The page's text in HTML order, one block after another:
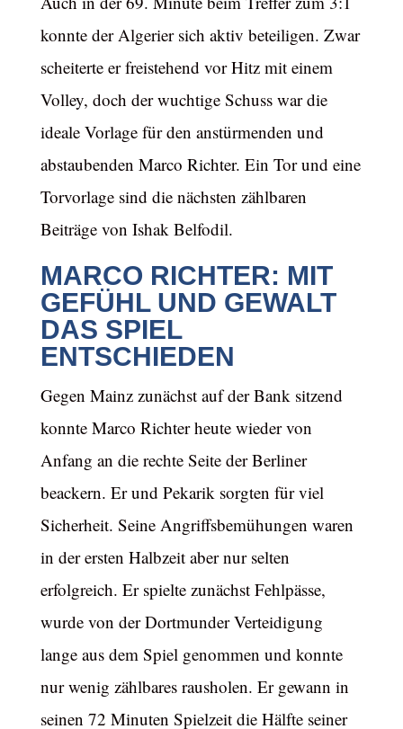
konnte der Algerier sich aktiv beteiligen. Zwar
scheiterte er freistehend vor Hitz mit einem
Volley, doch der wuchtige Schuss war die
ideale Vorlage für den anstürmenden und
abstaubenden Marco Richter. Ein Tor und eine
Torvorlage sind die nächsten zählbaren
Beiträge von Ishak Belfodil.
MARCO RICHTER: MIT
GEFÜHL UND GEWALT
DAS SPIEL
ENTSCHIEDEN
Gegen Mainz zunächst auf der Bank sitzend
konnte Marco Richter heute wieder von
Anfang an die rechte Seite der Berliner
beackern. Er und Pekarik sorgten für viel
Sicherheit. Seine Angriffsbemühungen waren
in der ersten Halbzeit aber nur selten
erfolgreich. Er spielte zunächst Fehlpässe,
wurde von der Dortmunder Verteidigung
lange aus dem Spiel genommen und konnte
nur wenig zählbares rausholen. Er gewann in
seinen 72 Minuten Spielzeit die Hälfte seiner